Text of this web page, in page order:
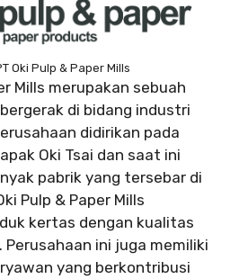
Oki Pulp & Paper Mills
Mills merupakan sebuah
di bidang industri
didirikan pada
Oki Tsai dan saat ini
pabrik yang tersebar di
Pulp & Paper Mills
kertas dengan kualitas
ini juga memiliki
yang berkontribusi